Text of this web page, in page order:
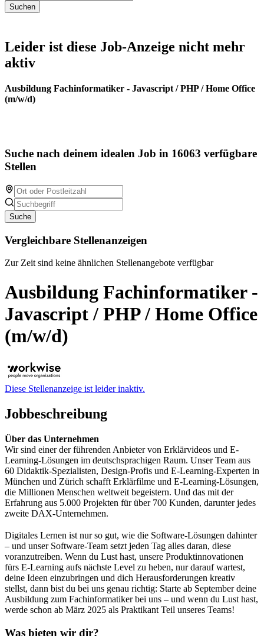
Leider ist diese Job-Anzeige nicht mehr
aktiv
Ausbildung Fachinformatiker - Javascript / PHP / Home Office
(m/w/d)
Suche nach deinem idealen Job in 16063 verfügbare
Stellen
Suche
Vergleichbare Stellenanzeigen
Zur Zeit sind keine ähnlichen Stellenangebote verfügbar
Ausbildung Fachinformatiker -
Javascript / PHP / Home Office
(m/w/d)
Diese Stellenanzeige ist leider inaktiv.
Jobbeschreibung
Über das Unternehmen
Wir sind einer der führenden Anbieter von Erklärvideos und E-
Learning-Lösungen im deutschsprachigen Raum. Unser Team aus
60 Didaktik-Spezialisten, Design-Profis und E-Learning-Experten in
München und Zürich schafft Erklärfilme und E-Learning-Lösungen,
die Millionen Menschen weltweit begeistern. Und das mit der
Erfahrung aus 5.000 Projekten für über 700 Kunden, darunter jedes
zweite DAX-Unternehmen.
Digitales Lernen ist nur so gut, wie die Software-Lösungen dahinter
– und unser Software-Team setzt jeden Tag alles daran, diese
voranzutreiben. Wenn du Lust hast, unsere Produktinnovationen
fürs E-Learning aufs nächste Level zu heben, nur darauf wartest,
deine Ideen einzubringen und dich Herausforderungen kreativ
stellst, dann bist du bei uns genau richtig: Starte ab September deine
Ausbildung zum Fachinformatiker bei uns – und wenn du Lust hast,
werde schon ab März 2025 als Praktikant Teil unseres Teams!
Was bieten wir dir?